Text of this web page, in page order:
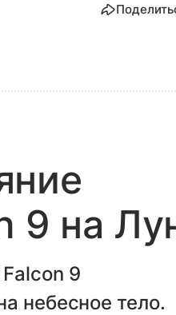
9 на
9
небесное тело.